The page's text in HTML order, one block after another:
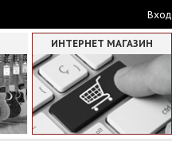
Вход
ИНТЕРНЕТ МАГАЗИН